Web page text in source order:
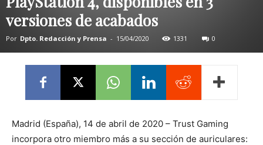
versiones de acabados
Por Dpto. Redacción y Prensa - 15/04/2020 1331 0
Madrid (España), 14 de abril de 2020 – Trust Gaming
incorpora otro miembro más a su sección de auriculares: